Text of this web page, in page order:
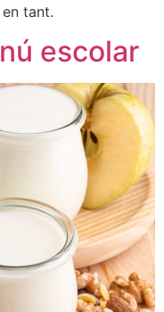
tant.
escolar